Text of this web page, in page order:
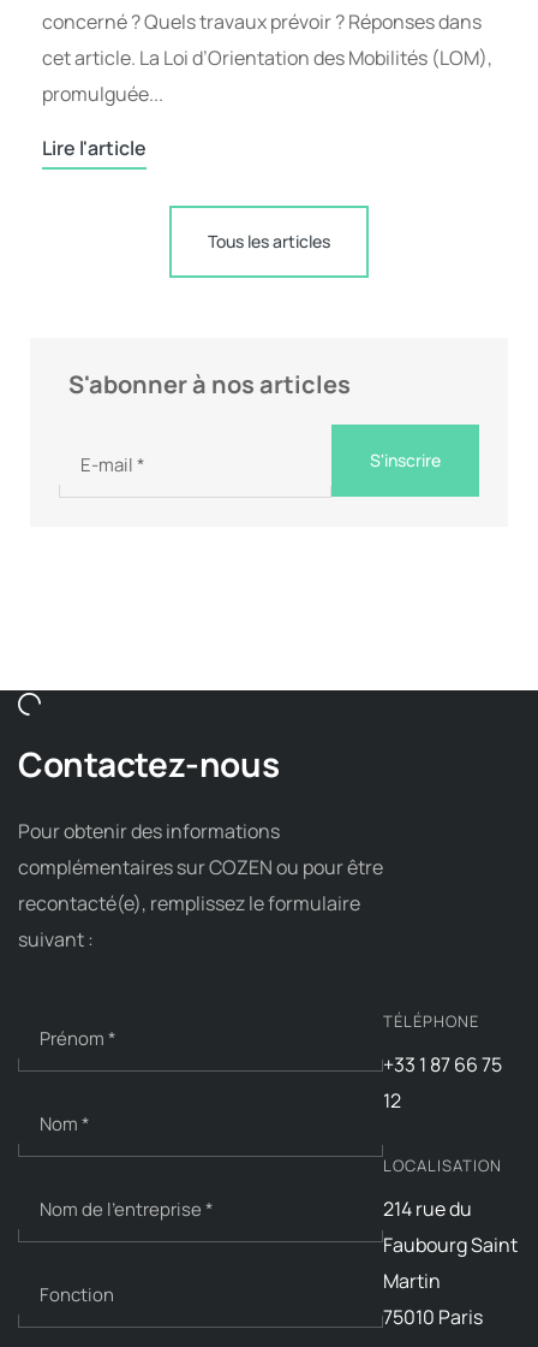
concerné ? Quels travaux prévoir ? Réponses dans
cet article. La Loi d’Orientation des Mobilités (LOM),
promulguée...
Lire l'article
Tous les articles
S'abonner à nos articles
E-mail* S'inscrire
Contactez-nous
Pour obtenir des informations
complémentaires sur COZEN ou pour être
recontacté(e), remplissez le formulaire
suivant :
m
o
t
n
Prénom*
Nom*
Nom de l'entreprise*
Fonction
TÉLÉPHONE
+33 1 87 66 75
12
LOCALISATION
214 rue du
Faubourg Saint
Martin
75010 Paris